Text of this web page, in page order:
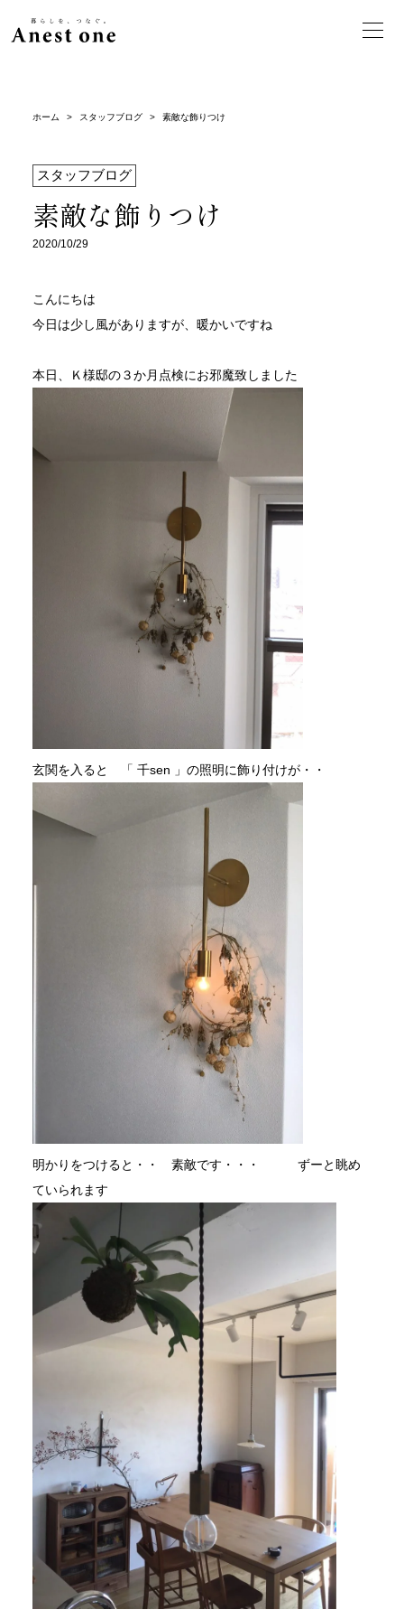
ホーム > スタッフブログ > 素敵な飾りつけ
スタッフブログ
素敵な飾りつけ
2020/10/29
こんにちは
今日は少し風がありますが、暖かいですね
本日、Ｋ様邸の３か月点検にお邪魔致しました
玄関を入ると 「 千sen 」の照明に飾り付けが・・
明かりをつけると・・ 素敵です・・・ ずーと眺め
ていられます